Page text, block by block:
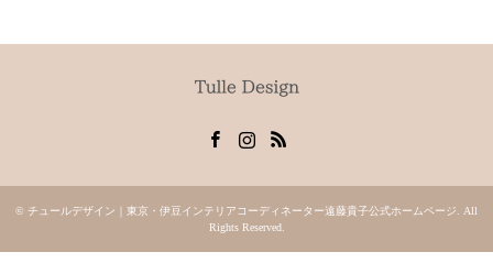
© チュールデザイン｜東京・伊豆インテリアコーディネーター遠藤貴子公式ホームページ. All
Rights Reserved.